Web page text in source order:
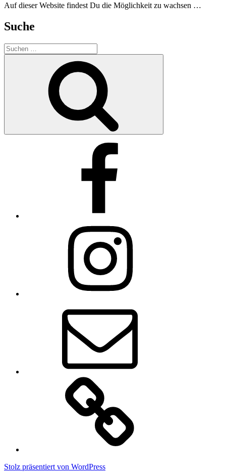
Auf dieser Website findest Du die Möglichkeit zu wachsen …
Suche
Suchen
nach:
Stolz präsentiert von WordPress